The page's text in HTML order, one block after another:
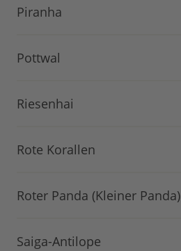
Piranha
Pottwal
Riesenhai
Rote Korallen
Roter Panda (Kleiner Panda)
Saiga-Antilope